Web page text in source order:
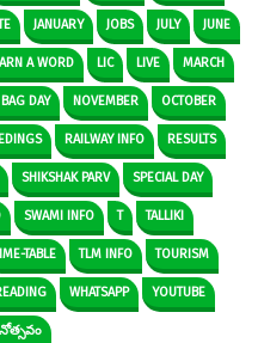
JANUARY JOBS JULY JUNE
A WORD LIC LIVE MARCH
DAY NOVEMBER OCTOBER
RAILWAY INFO RESULTS
SHIKSHAK PARV SPECIAL DAY
SWAMI INFO T TALLIKI
TABLE TLM INFO TOURISM
WHATSAPP YOUTUBE